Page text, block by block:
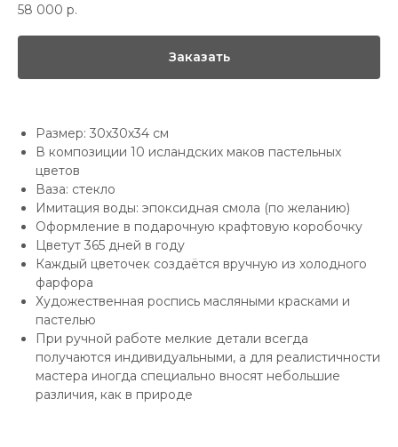
58 000 р.
Заказать
Размер: 30х30х34 см
В композиции 10 исландских маков пастельных
цветов
Ваза: стекло
Имитация воды: эпоксидная смола (по желанию)
Оформление в подарочную крафтовую коробочку
Цветут 365 дней в году
Каждый цветочек создаётся вручную из холодного
фарфора
Художественная роспись масляными красками и
пастелью
При ручной работе мелкие детали всегда
получаются индивидуальными, а для реалистичности
мастера иногда специально вносят небольшие
различия, как в природе